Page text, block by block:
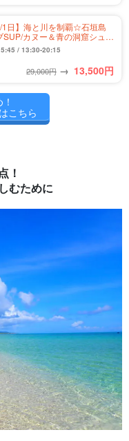
日】海と川を制覇☆石垣島
カヌー＆青の洞窟シュノ
料&送迎付き＞（No.362）
/ 13:30-20:15
29,000円 → 13,500円
こちら
！
むために